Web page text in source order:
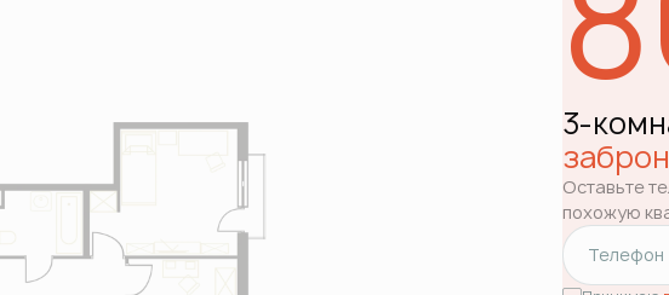
3-
Оставьте
похожую